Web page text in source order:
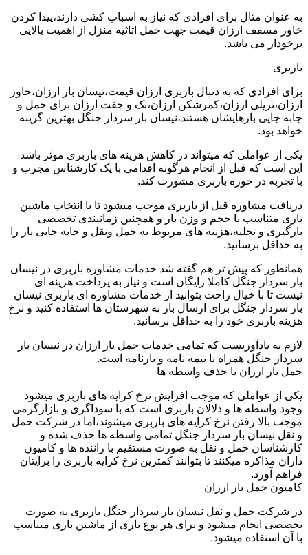
به عنوان مثال برای افرادی که نیاز به اسباب کشی دارند،پیدا کردن
خاور مسقف ارزان قیمت جهت حمل اثاثیه منزل از اهمیت بالایی
برخودار می باشد.
باربری
برای افرادی که به دنبال باربری ارزان قیمت،نیسان بار ارزان،خاور
ارزان،تریلی ارزان،کمرشکن ارزان،تک و جفت ارزان برای حمل و
جابه جایی بارهایشان هستند،نیسان بار سردار جنگل بهترین گزینه
خواهد بود.
یکی از عواملی که میتواند در کاهش هزینه های باربری موثر باشد
این است که قبل از انجام هرگونه اقدامی با یک کارشناس مجرب و
با تجربه در حوزه باربری مشورت کند.
دریافت مشاوره قبل از باربری موجب میشود تا با انتخاب ماشین
باری متناسب با حجم و وزن بار و همچنین زمانبندی تخصصی
بارگیری و تخلیه،هزینه های مربوط به حمل ونقل و جابه جایی بار را
به حداقل برسانید.
همانطور که پیش تر هم گفته شد خدمات مشاوره باربری در نیسان
بار سردار جنگل کاملا رایگان است و نیاز به پرداخت هزینه ای
نیست تا با خیال راحت بتوانید از خدمات مشاوره ای باربری نیسان
بار سردار جنگل برای ارسال بار به شهرستان ها استفاده کنید و نرخ
هزینه باربری خود را به حداقل برسانید.
لازم به یادآوریست که تمامی خدمات حمل بار ارزان در نیسان بار
سردار جنگل همراه با بیمه نامه و بارنامه است.
حمل بار ارزان با حذف واسطه ها
یکی از عواملی که موجب افزایش نرخ کرایه های باربری میشود
وجود واسطه ها و دلالان باربری است که با سوداگری و بازارگرمی
موجب بالا رفتن نرخ کرایه های باربری میشوند،اما در شرکت حمل
و نقل نیسان بار سردار جنگل تمامی واسطه ها حذف شده و
کارشناسان حمل و نقل به صورت مستقیم با راننده ها و کامیون
داران مذاکره میکنند تا بتوانند کمترین نرخ کرایه باربری را برایتان
فراهم آورد.
کامیون حمل بار ارزان
در شرکت حمل و نقل نیسان بار سردار جنگل باربری به صورت
تخصصی انجام میشود و برای هر نوع باری از ماشین باری متناسب
با آن استفاده میشود.